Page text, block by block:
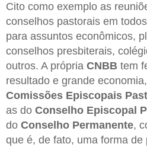
Cito como exemplo as
conselhos pastorais em
para assuntos econômicos,
conselhos presbiterais,
outros. A própria CNBB tem
resultado e grande
Comissões Episcopais
as do Conselho Episcopal
do Conselho Permanente,
que é, de fato, uma forma de